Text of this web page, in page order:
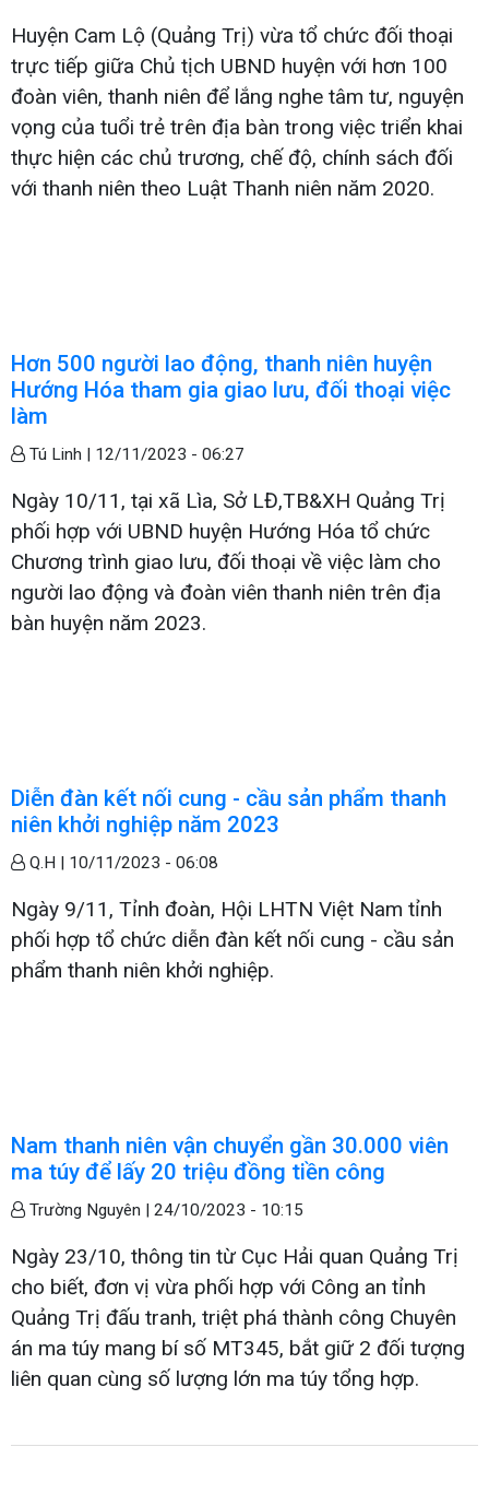
Huyện Cam Lộ (Quảng Trị) vừa tổ chức đối thoại
trực tiếp giữa Chủ tịch UBND huyện với hơn 100
đoàn viên, thanh niên để lắng nghe tâm tư, nguyện
vọng của tuổi trẻ trên địa bàn trong việc triển khai
thực hiện các chủ trương, chế độ, chính sách đối
với thanh niên theo Luật Thanh niên năm 2020.
Hơn 500 người lao động, thanh niên huyện
Hướng Hóa tham gia giao lưu, đối thoại việc
làm
Tú Linh | 12/11/2023 - 06:27
Ngày 10/11, tại xã Lìa, Sở LĐ,TB&XH Quảng Trị
phối hợp với UBND huyện Hướng Hóa tổ chức
Chương trình giao lưu, đối thoại về việc làm cho
người lao động và đoàn viên thanh niên trên địa
bàn huyện năm 2023.
Diễn đàn kết nối cung - cầu sản phẩm thanh
niên khởi nghiệp năm 2023
Q.H | 10/11/2023 - 06:08
Ngày 9/11, Tỉnh đoàn, Hội LHTN Việt Nam tỉnh
phối hợp tổ chức diễn đàn kết nối cung - cầu sản
phẩm thanh niên khởi nghiệp.
Nam thanh niên vận chuyển gần 30.000 viên
ma túy để lấy 20 triệu đồng tiền công
Trường Nguyên | 24/10/2023 - 10:15
Ngày 23/10, thông tin từ Cục Hải quan Quảng Trị
cho biết, đơn vị vừa phối hợp với Công an tỉnh
Quảng Trị đấu tranh, triệt phá thành công Chuyên
án ma túy mang bí số MT345, bắt giữ 2 đối tượng
liên quan cùng số lượng lớn ma túy tổng hợp.